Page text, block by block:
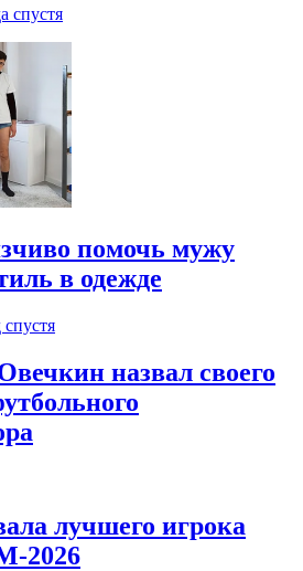
спустя
помочь мужу
в одежде
спустя
назвал своего
лучшего игрока
2026